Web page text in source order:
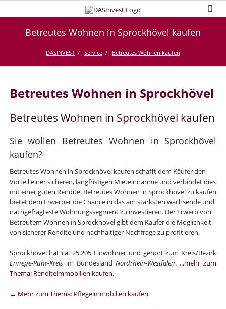
Betreutes Wohnen in Sprockhövel kaufen
DASINVEST Service Betreutes Wohnen kaufen
Betreutes Wohnen in Sprockhövel
Betreutes Wohnen in Sprockhövel kaufen
Sie wollen Betreutes Wohnen in Sprockhövel
kaufen?
Betreutes Wohnen in Sprockhövel kaufen schafft dem Käufer den
Vorteil einer sicheren, langfristigen Mieteinnahme und verbindet dies
mit einer guten Rendite. Betreutes Wohnen in Sprockhövel zu kaufen
bietet dem Erwerber die Chance in das am stärksten wachsende und
nachgefragteste Wohnungssegment zu investieren. Der Erwerb von
Betreutem Wohnen in Sprockhövel gibt dem Käufer die Möglichkeit,
von sicherer Rendite und nachhaltiger Nachfrage zu profitieren.
Sprockhövel hat ca. 25.205 Einwohner und gehört zum Kreis/Bezirk
Ennepe-Ruhr-Kreisim BundeslandNordrhein-Westfalen. ...mehr zum
Thema: Renditeimmobilien kaufen.
→ Mehr zum Thema: Pflegeimmobilien kaufen